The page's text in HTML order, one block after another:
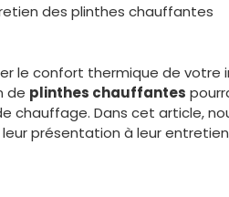
des plinthes chauffantes
le confort thermique de
de plinthes chauffantes
chauffage. Dans cet article,
présentation à leur